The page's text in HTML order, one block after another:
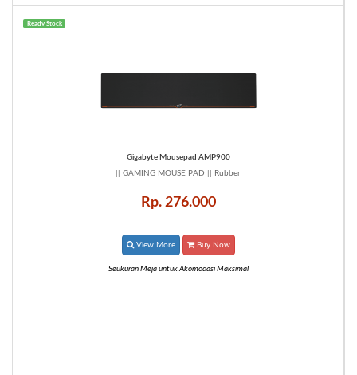
Ready Stock
Gigabyte Mousepad AMP900
|| GAMING MOUSE PAD || Rubber
Rp. 276.000
View More Buy Now
Seukuran Meja untuk Akomodasi Maksimal